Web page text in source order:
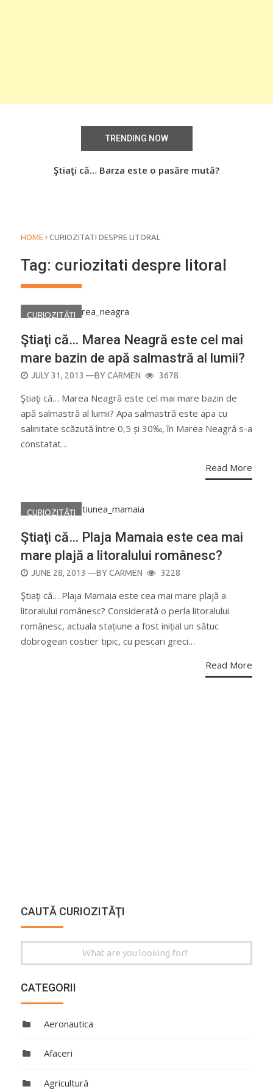
TRENDING NOW
Ştiaţi că… Barza este o pasăre mută?
HOME › CURIOZITATI DESPRE LITORAL
Tag: curiozitati despre litoral
CURIOZITĂŢI
Ştiaţi că… Marea Neagră este cel mai
mare bazin de apă salmastră al lumii?
POSTED
JULY 31, 2013 —BYCARMEN 3678
Ştiaţi că… Marea Neagră este cel mai mare bazin de
apă salmastră al lumii? Apa salmastră este apa cu
salinitate scăzută între 0,5 și 30‰, în Marea Neagră s-a
constatat…
Read More
CURIOZITĂŢI
Ştiaţi că… Plaja Mamaia este cea mai
mare plajă a litoralului românesc?
POSTED
JUNE 28, 2013 —BYCARMEN 3228
Ştiaţi că… Plaja Mamaia este cea mai mare plajă a
litoralului românesc? Considerată o perla litoralului
românesc, actuala stațiune a fost inițial un sătuc
dobrogean costier tipic, cu pescari greci…
Read More
CAUTĂ CURIOZITĂŢI
for:
CATEGORII
Aeronautica
Afaceri
Agricultură